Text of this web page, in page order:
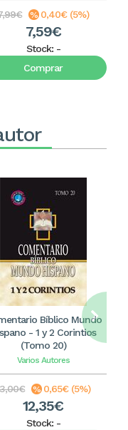
0,40€ (5%)
7,59€
Stock: -
Comprar
Bíblico Mundo
- 1 y 2 Corintios
(Tomo 20)
Varios Autores
0,65€ (5%)
12,35€
Stock: -